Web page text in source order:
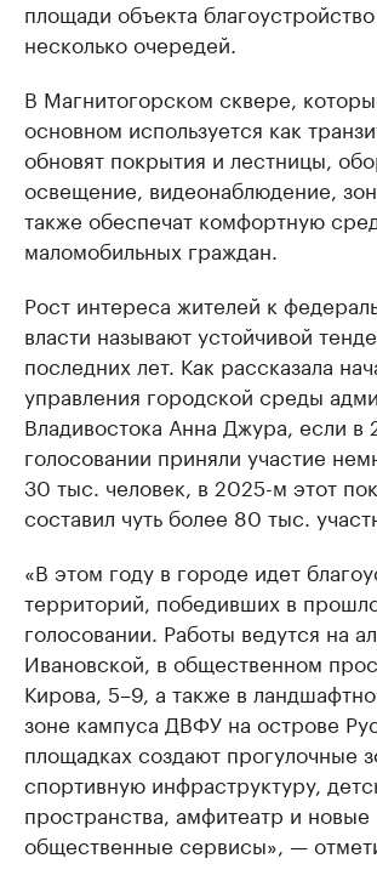
площади объекта
несколько очередей.
В Магнитогорском сквере,
основном используется как
обновят покрытия и лестницы,
освещение, видеонаблюдение,
также обеспечат комфортную
маломобильных граждан.
Рост интереса жителей к
власти называют устойчивой
последних лет. Как рассказала
управления городской среды
Владивостока Анна Джура, если в
голосовании приняли участие
30 тыс. человек, в 2025-м этот
составил чуть более 80 тыс.
«В этом году в городе идет
территорий, победивших в
голосовании. Работы ведутся на
Ивановской, в общественном
Кирова, 5–9, а также в
зоне кампуса ДВФУ на острове
площадках создают прогулочные
спортивную инфраструктуру,
пространства, амфитеатр и новые
общественные сервисы», —